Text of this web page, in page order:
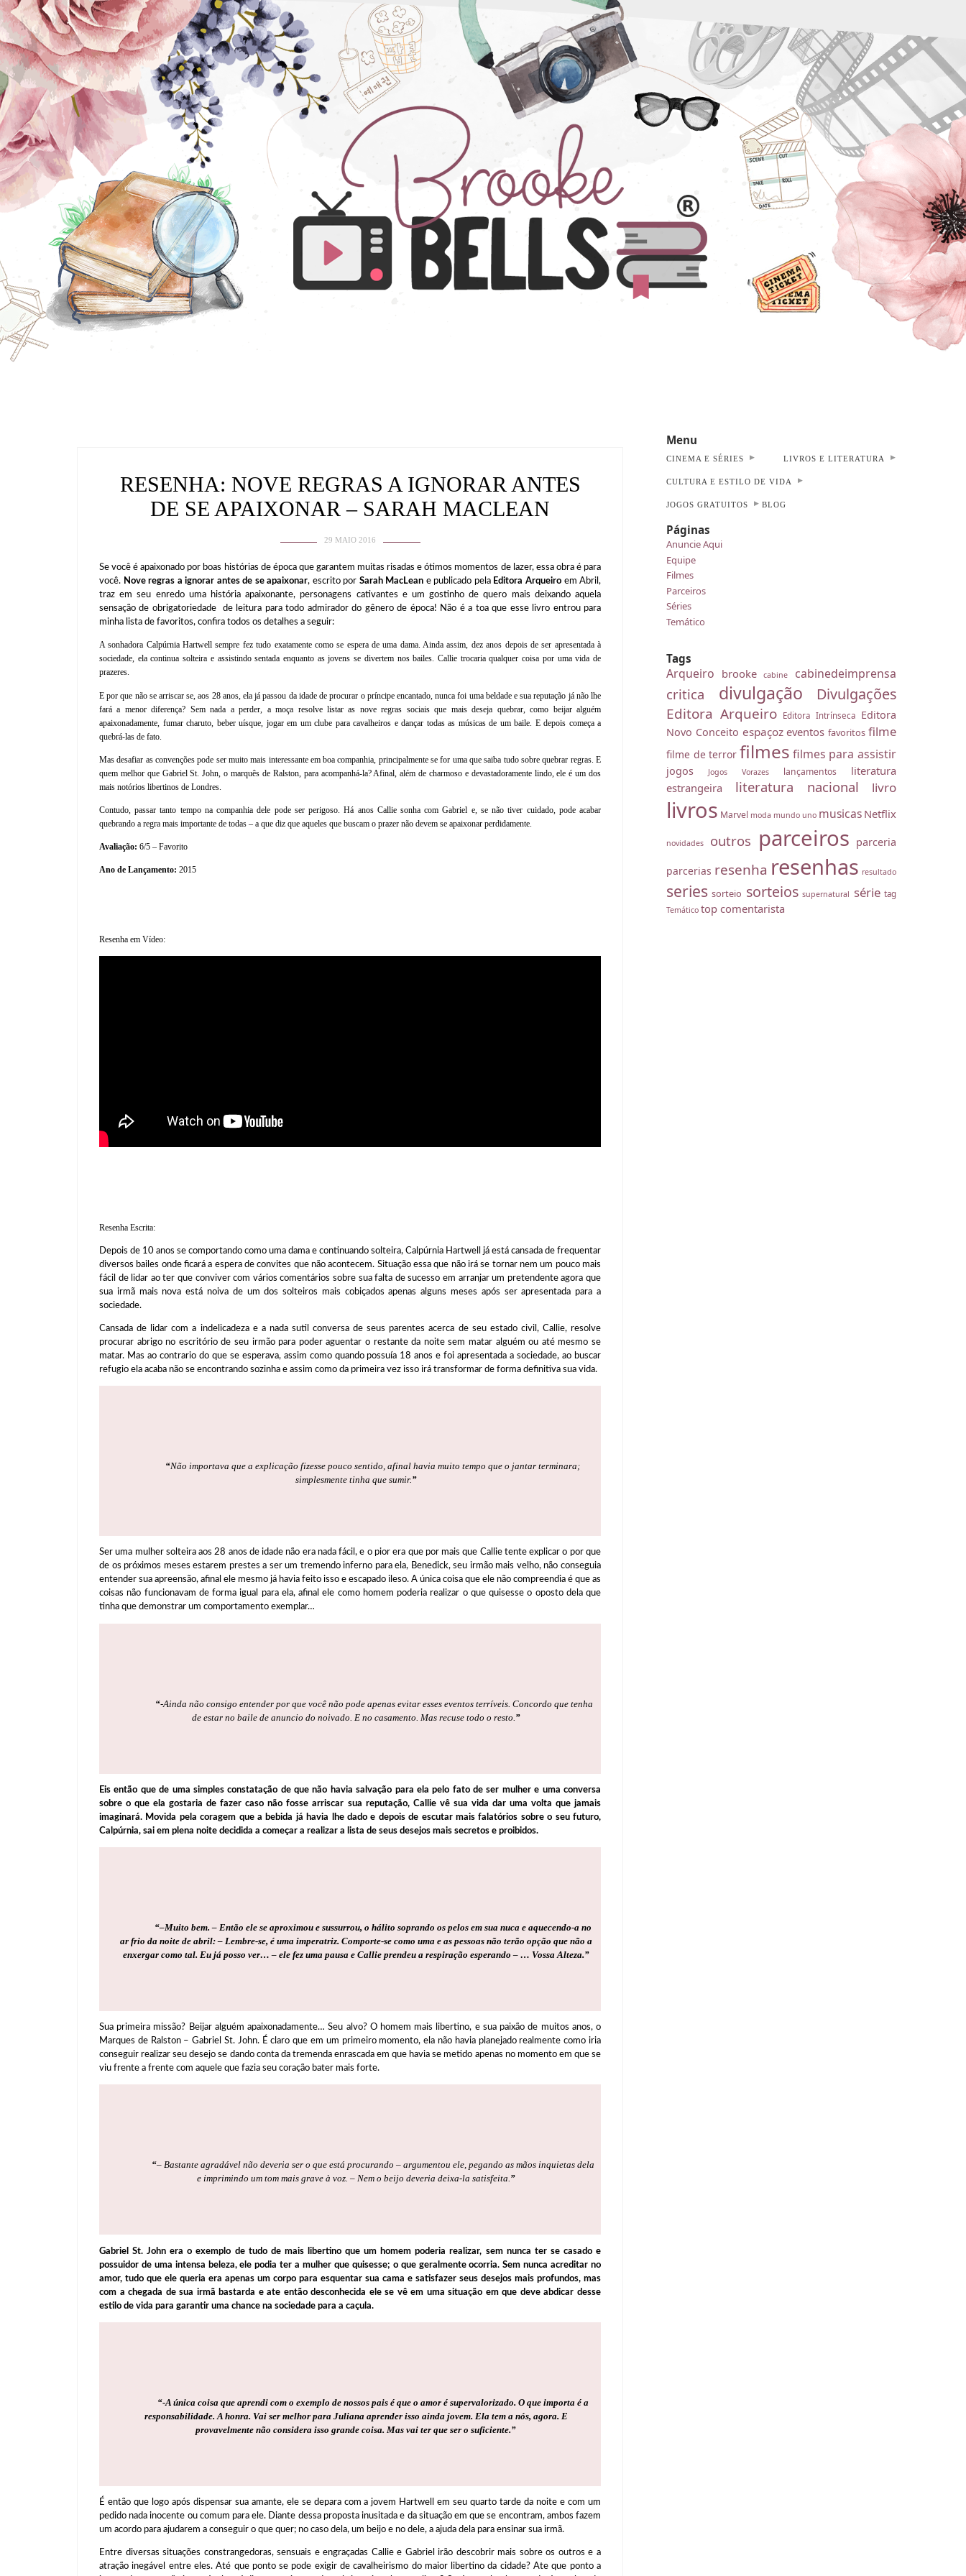
RESENHA: NOVE REGRAS A IGNORAR ANTES
DE SE APAIXONAR – SARAH MACLEAN
29 MAIO 2016
Se você é apaixonado por boas histórias de época que garantem muitas risadas e ótimos momentos de lazer, essa obra é para
você. Nove regras a ignorar antes de se apaixonar, escrito por Sarah MacLean e publicado pela Editora Arqueiroem Abril,
traz em seu enredo uma história apaixonante, personagens cativantes e um gostinho de quero mais deixando aquela
sensação de obrigatoriedade de leitura para todo admirador do gênero de época! Não é a toa que esse livro entrou para
minha lista de favoritos, confira todos os detalhes a seguir:
A sonhadora Calpúrnia Hartwell sempre fez tudo exatamente como se espera de uma dama. Ainda assim, dez anos depois de ser apresentada à
sociedade, ela continua solteira e assistindo sentada enquanto as jovens se divertem nos bailes. Callie trocaria qualquer coisa por uma vida de
prazeres.
E por que não se arriscar se, aos 28 anos, ela já passou da idade de procurar o príncipe encantado, nunca foi uma beldade e sua reputação já não lhe
fará a menor diferença? Sem nada a perder, a moça resolve listar as nove regras sociais que mais deseja quebrar, como beijar alguém
apaixonadamente, fumar charuto, beber uísque, jogar em um clube para cavalheiros e dançar todas as músicas de um baile. E depois começa a
quebrá-las de fato.
Mas desafiar as convenções pode ser muito mais interessante em boa companhia, principalmente se for uma que saiba tudo sobre quebrar regras. E
quem melhor que Gabriel St. John, o marquês de Ralston, para acompanhá-la? Afinal, além de charmoso e devastadoramente lindo, ele é um dos
mais notórios libertinos de Londres.
Contudo, passar tanto tempo na companhia dele pode ser perigoso. Há anos Callie sonha com Gabriel e, se não tiver cuidado, pode acabar
quebrando a regra mais importante de todas – a que diz que aqueles que buscam o prazer não devem se apaixonar perdidamente.
Avaliação: 6/5 – Favorito
Ano de Lançamento: 2015
Resenha em Vídeo:
Resenha Escrita:
Depois de 10 anos se comportando como uma dama e continuando solteira, Calpúrnia Hartwell já está cansada de frequentar
diversos bailes onde ficará a espera de convites que não acontecem. Situação essa que não irá se tornar nem um pouco mais
fácil de lidar ao ter que conviver com vários comentários sobre sua falta de sucesso em arranjar um pretendente agora que
sua irmã mais nova está noiva de um dos solteiros mais cobiçados apenas alguns meses após ser apresentada para a
sociedade.
Cansada de lidar com a indelicadeza e a nada sutil conversa de seus parentes acerca de seu estado civil, Callie, resolve
procurar abrigo no escritório de seu irmão para poder aguentar o restante da noite sem matar alguém ou até mesmo se
matar. Mas ao contrario do que se esperava, assim como quando possuía 18 anos e foi apresentada a sociedade, ao buscar
refugio ela acaba não se encontrando sozinha e assim como da primeira vez isso irá transformar de forma definitiva sua vida.
“Não importava que a explicação fizesse pouco sentido, afinal havia muito tempo que o jantar terminara;
simplesmente tinha que sumir.”
Ser uma mulher solteira aos 28 anos de idade não era nada fácil, e o pior era que por mais que Callie tente explicar o por que
de os próximos meses estarem prestes a ser um tremendo inferno para ela, Benedick, seu irmão mais velho, não conseguia
entender sua apreensão, afinal ele mesmo já havia feito isso e escapado ileso. A única coisa que ele não compreendia é que as
coisas não funcionavam de forma igual para ela, afinal ele como homem poderia realizar o que quisesse o oposto dela que
tinha que demonstrar um comportamento exemplar…
“-Ainda não consigo entender por que você não pode apenas evitar esses eventos terríveis. Concordo que tenha
de estar no baile de anuncio do noivado. E no casamento. Mas recuse todo o resto. ”
Eis então que de uma simples constatação de que não havia salvação para ela pelo fato de ser mulher e uma conversa
sobre o que ela gostaria de fazer caso não fosse arriscar sua reputação, Callie vê sua vida dar uma volta que jamais
imaginará. Movida pela coragem que a bebida já havia lhe dado e depois de escutar mais falatórios sobre o seu futuro,
Calpúrnia, sai em plena noite decidida a começar a realizar a lista de seus desejos mais secretos e proibidos.
“–Muito bem. – Então ele se aproximou e sussurrou, o hálito soprando os pelos em sua nuca e aquecendo-a no
ar frio da noite de abril: – Lembre-se, é uma imperatriz. Comporte-se como uma e as pessoas não terão opção que não a
enxergar como tal. Eu já posso ver… – ele fez uma pausa e Callie prendeu a respiração esperando – … Vossa Alteza.”
Sua primeira missão? Beijar alguém apaixonadamente… Seu alvo? O homem mais libertino, e sua paixão de muitos anos, o
Marques de Ralston – Gabriel St. John. É claro que em um primeiro momento, ela não havia planejado realmente como iria
conseguir realizar seu desejo se dando conta da tremenda enrascada em que havia se metido apenas no momento em que se
viu frente a frente com aquele que fazia seu coração bater mais forte.
“– Bastante agradável não deveria ser o que está procurando – argumentou ele, pegando as mãos inquietas dela
e imprimindo um tom mais grave à voz. – Nem o beijo deveria deixa-la satisfeita.”
Gabriel St. John era o exemplo de tudo de mais libertino que um homem poderia realizar, sem nunca ter se casado e
possuidor de uma intensa beleza, ele podia ter a mulher que quisesse; o que geralmente ocorria. Sem nunca acreditar no
amor, tudo que ele queria era apenas um corpo para esquentar sua cama e satisfazer seus desejos mais profundos, mas
com a chegada de sua irmã bastarda e ate então desconhecida ele se vê em uma situação em que deve abdicar desse
estilo de vida para garantir uma chance na sociedade para a caçula.
“-A única coisa que aprendi com o exemplo de nossos pais é que o amor é supervalorizado. O que importa é a
responsabilidade. A honra. Vai ser melhor para Juliana aprender isso ainda jovem. Ela tem a nós, agora. E
provavelmente não considera isso grande coisa. Mas vai ter que ser o suficiente.”
É então que logo após dispensar sua amante, ele se depara com a jovem Hartwell em seu quarto tarde da noite e com um
pedido nada inocente ou comum para ele. Diante dessa proposta inusitada e da situação em que se encontram, ambos fazem
um acordo para ajudarem a conseguir o que quer; no caso dela, um beijo e no dele, a ajuda dela para ensinar sua irmã.
Entre diversas situações constrangedoras, sensuais e engraçadas Callie e Gabriel irão descobrir mais sobre os outros e a
atração inegável entre eles. Até que ponto se pode exigir de cavalheirismo do maior libertino da cidade? Ate que ponto a
Menu
CINEMA E SÉRIES LIVROS E LITERATURA
CULTURA E ESTILO DE VIDA
JOGOS GRATUITOS BLOG
Páginas
Anuncie Aqui
Equipe
Filmes
Parceiros
Séries
Temático
Tags
Arqueiro brooke cabine cabinedeimprensa
critica divulgação Divulgações
Editora Arqueiro Editora Intrínseca Editora
Novo Conceito espaçoz eventos favoritos filme
filme de terror filmes filmes para assistir
jogos Jogos Vorazes lançamentos
literatura
estrangeira
literatura nacional livro
livros Marvel moda mundo uno musicas Netflix
novidades outros parceiros parceria
parcerias resenha resenhas resultado
series sorteio sorteios supernatural série tag
Temático top comentarista